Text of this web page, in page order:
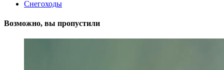
Снегоходы
Возможно, вы пропустили